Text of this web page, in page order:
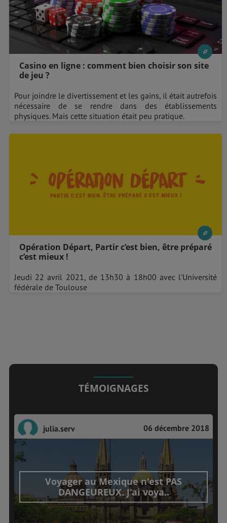
Casino en ligne : comment bien choisir son site
de jeu ?
Pour joindre le divertissement et les gains, il était autrefois
nécessaire de se rendre dans des établissements
physiques. Mais cette situation était peu pratique.
Opération Départ, Partir c’est bien, être préparé
c’est mieux !
Jeudi 22 avril 2021, de 13h30 à 18h00 avec l’Université
fédérale de Toulouse
TÉMOIGNAGES
julia.serv 06 décembre 2018
Voyager au Mexique n'est PAS
DANGEUREUX. J'ai voya..